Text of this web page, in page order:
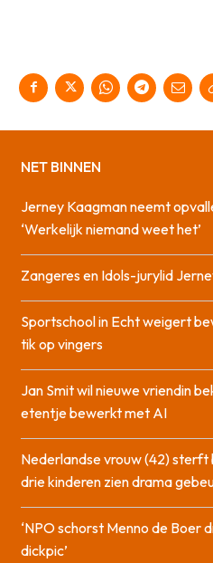
NET BINNEN
Jerney Kaagman neemt
‘Werkelijk niemand weet het’
Zangeres en Idols-jurylid
Sportschool in Echt weigert
tik op vingers
Jan Smit wil nieuwe vriendin
etentje bewerkt met AI
Nederlandse vrouw (42)
drie kinderen zien drama
‘NPO schorst Menno de Boer
dickpic’